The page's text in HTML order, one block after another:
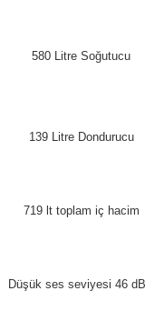
580 Litre Soğutucu
139 Litre Dondurucu
719 lt toplam iç hacim
Düşük ses seviyesi 46